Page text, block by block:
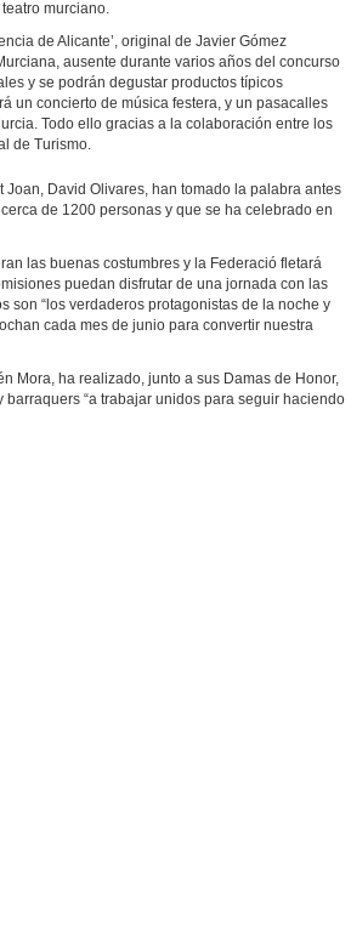
murciano.
de Alicante’, original de Javier Gómez
ausente durante varios años del concurso
y se podrán degustar productos típicos
un concierto de música festera, y un pasacalles
Todo ello gracias a la colaboración entre los
de Turismo.
David Olivares, han tomado la palabra antes
de 1200 personas y que se ha celebrado en
las buenas costumbres y la Federació fletará
puedan disfrutar de una jornada con las
son “los verdaderos protagonistas de la noche y
cada mes de junio para convertir nuestra
Mora, ha realizado, junto a sus Damas de Honor,
“a trabajar unidos para seguir haciendo